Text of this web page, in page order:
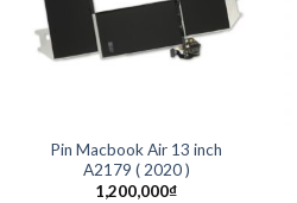
Pin Macbook Air 13 inch
A2179 ( 2020 )
1,200,000₫